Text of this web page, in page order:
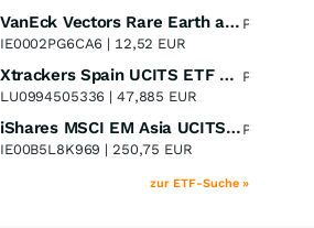
VanEck Vectors Rare Earth and Strategic Metals UCITS ETF
IE0002PG6CA6 | 12,52 EUR
Perf. 1 Jahr
Xtrackers Spain UCITS ETF Distribution
LU0994505336 | 47,885 EUR
Perf. 1 Jahr
iShares MSCI EM Asia UCITS ETF
IE00B5L8K969 | 250,75 EUR
Perf. 1 Jahr
zur ETF-Suche »